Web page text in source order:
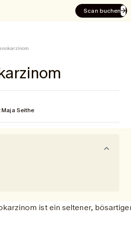
Scan buchen
Maja Seithe
ist ein seltener,